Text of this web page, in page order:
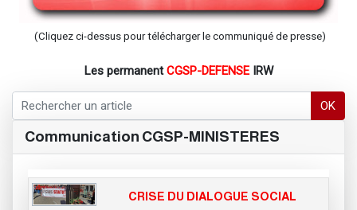
(Cliquez ci-dessus pour télécharger le communiqué de presse)
Les permanentCGSP-DEFENSEIRW
OK
Communication CGSP-MINISTERES
CRISE DU DIALOGUE SOCIAL